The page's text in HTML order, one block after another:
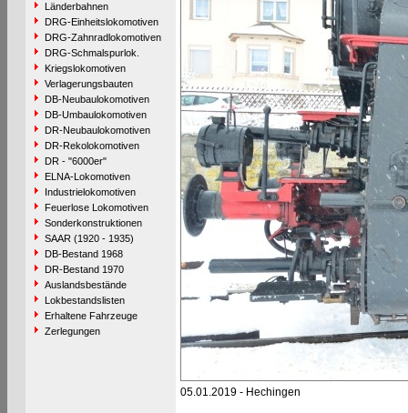
Länderbahnen
DRG-Einheitslokomotiven
DRG-Zahnradlokomotiven
DRG-Schmalspurlok.
Kriegslokomotiven
Verlagerungsbauten
DB-Neubaulokomotiven
DB-Umbaulokomotiven
DR-Neubaulokomotiven
DR-Rekolokomotiven
DR - "6000er"
ELNA-Lokomotiven
Industrielokomotiven
Feuerlose Lokomotiven
Sonderkonstruktionen
SAAR (1920 - 1935)
DB-Bestand 1968
DR-Bestand 1970
Auslandsbestände
Lokbestandslisten
Erhaltene Fahrzeuge
Zerlegungen
05.01.2019 - Hechingen